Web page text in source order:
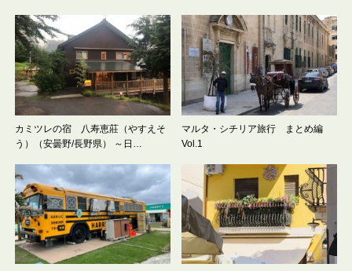
カミツレの宿 八寿恵莊（やすえそ
う）（安曇野/長野県） ～日…
マルタ・シチリア旅行 まとめ編
Vol.1